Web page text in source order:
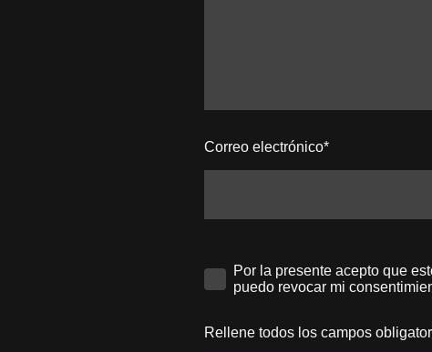
Correo electrónico*
Por la presente acepto que
puedo revocar mi
Rellene todos los campos